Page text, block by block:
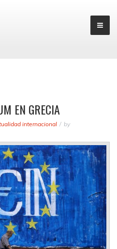
EN GRECIA
internacional by